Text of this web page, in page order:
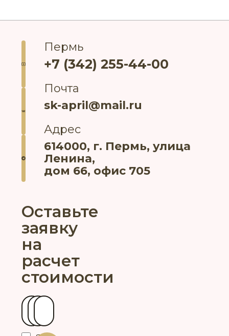
Оставьте
заявку
на
расчет
стоимости
Ваше имя
Контактный телефон
Ваш город
Пермь
+7 (342) 255-44-00
Почта
sk-april@mail.ru
Адрес
614000, г. Пермь, улица
Ленина,
дом 66, офис 705